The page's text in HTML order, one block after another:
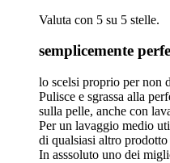
Valuta con 5 su 5 stelle.
semplicemente
lo scelsi proprio per non
Pulisce e sgrassa alla
sulla pelle, anche con
Per un lavaggio medio
di qualsiasi altro
In asssoluto uno dei